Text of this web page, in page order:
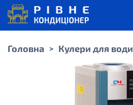
Головна > Кулери для води